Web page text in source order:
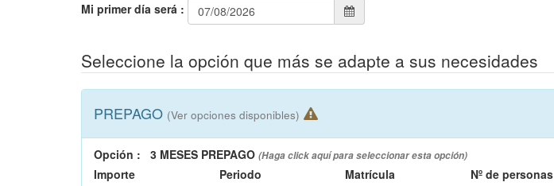
Mi primer día será :
Seleccione la opción que más se adapte a sus necesidades
PREPAGO (Ver opciones disponibles)
Opción : 3 MESES PREPAGO (Haga click aquí para seleccionar esta opción)
Importe
Periodo
Matrícula
Nº de personas